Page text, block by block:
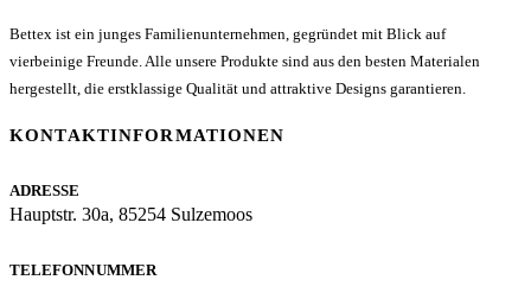
Bettex ist ein junges Familienunternehmen, gegründet mit Blick auf
vierbeinige Freunde. Alle unsere Produkte sind aus den besten Materialen
hergestellt, die erstklassige Qualität und attraktive Designs garantieren.
KONTAKTINFORMATIONEN
ADRESSE
Hauptstr. 30a, 85254 Sulzemoos
TELEFONNUMMER